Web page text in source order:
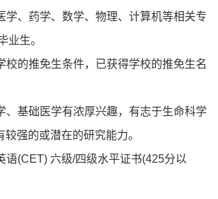
、药学、数学、物理、计算机等相关专
业生。
的推免生条件，已获得学校的推免生名
基础医学有浓厚兴趣，有志于生命科学
较强的或潜在的研究能力。
(CET) 六级/四级水平证书(425分以